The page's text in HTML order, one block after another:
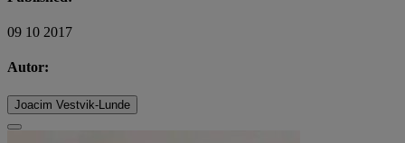
09 10 2017
Autor:
Joacim Vestvik-Lunde